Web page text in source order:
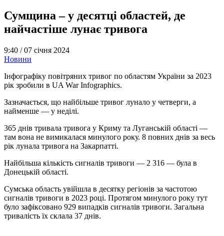
Сумщина – у десятці областей, де
найчастіше лунає тривога
9:40 /07 січня 2024
Новини
Інфографіку повітряних тривог по областям України за 2023
рік зробили в UA War Infographics.
Зазначається, що найбільше тривог лунало у четверги, а
найменше — у неділі.
365 днів тривала тривога у Криму та Луганській області —
там вона не вимикалася минулого року. 8 повних днів за весь
рік лунала тривога на Закарпатті.
Найбільша кількість сигналів тривоги — 2 316 — була в
Донецькій області.
Сумська область увійшла в десятку регіонів за частотою
сигналів тривоги в 2023 році. Протягом минулого року тут
було зафіксовано 929 випадків сигналів тривоги. Загальна
тривалість їх склала 37 днів.